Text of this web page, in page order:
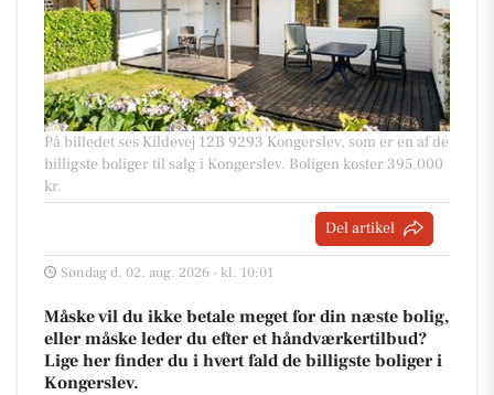
På billedet ses Kildevej 12B 9293 Kongerslev, som er en af de
billigste boliger til salg i Kongerslev. Boligen koster 395.000
kr.
Del artikel
Søndag d. 02. aug. 2026 - kl. 10:01
Måske vil du ikke betale meget for din næste bolig,
eller måske leder du efter et håndværkertilbud?
Lige her finder du i hvert fald de billigste boliger i
Kongerslev.